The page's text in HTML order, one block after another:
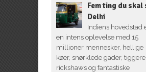
Fem ting du skal
Delhi
Indiens hovedstad
en intens oplevelse med 15
millioner mennesker, hellige
køer, snørklede gader, tiggere,
rickshaws og fantastiske